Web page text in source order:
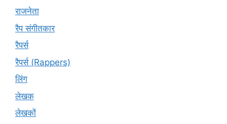
राजनेता
रैप संगीतकार
रैपर्स
रैपर्स (Rappers)
लिंग
लेखक
लेखकों